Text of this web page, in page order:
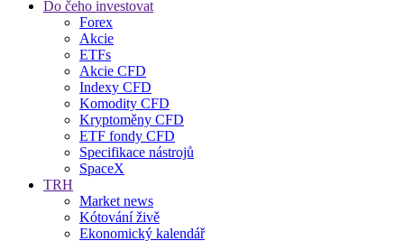
Do čeho investovat
Forex
Akcie
ETFs
Akcie CFD
Indexy CFD
Komodity CFD
Kryptoměny CFD
ETF fondy CFD
Specifikace nástrojů
SpaceX
TRH
Market news
Kótování živě
Ekonomický kalendář